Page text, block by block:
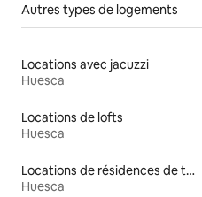
Autres types de logements
Locations avec jacuzzi
Huesca
Locations de lofts
Huesca
Locations de résidences de tourisme
Huesca